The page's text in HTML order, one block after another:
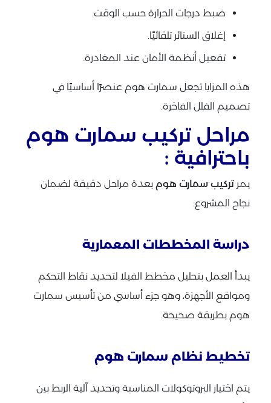
ضبط درجات الحرارة حسب الوقت.
إغلاق الستائر تلقائيًا.
تفعيل أنظمة الأمان عند المغادرة.
هذه المزايا تجعل سمارت هوم عنصرًا أساسيًا في
تصميم الفلل الفاخرة.
مراحل تركيب سمارت هوم
باحترافية :
يمر تركيب سمارت هوم بعدة مراحل دقيقة لضمان
نجاح المشروع:
دراسة المخططات المعمارية
يبدأ العمل بتحليل مخطط الفيلا لتحديد نقاط التحكم
ومواقع الأجهزة، وهو جزء أساسي من تأسيس سمارت
هوم بطريقة صحيحة.
تخطيط نظام سمارت هوم
يتم اختيار البروتوكولات المناسبة وتحديد آلية الربط بين